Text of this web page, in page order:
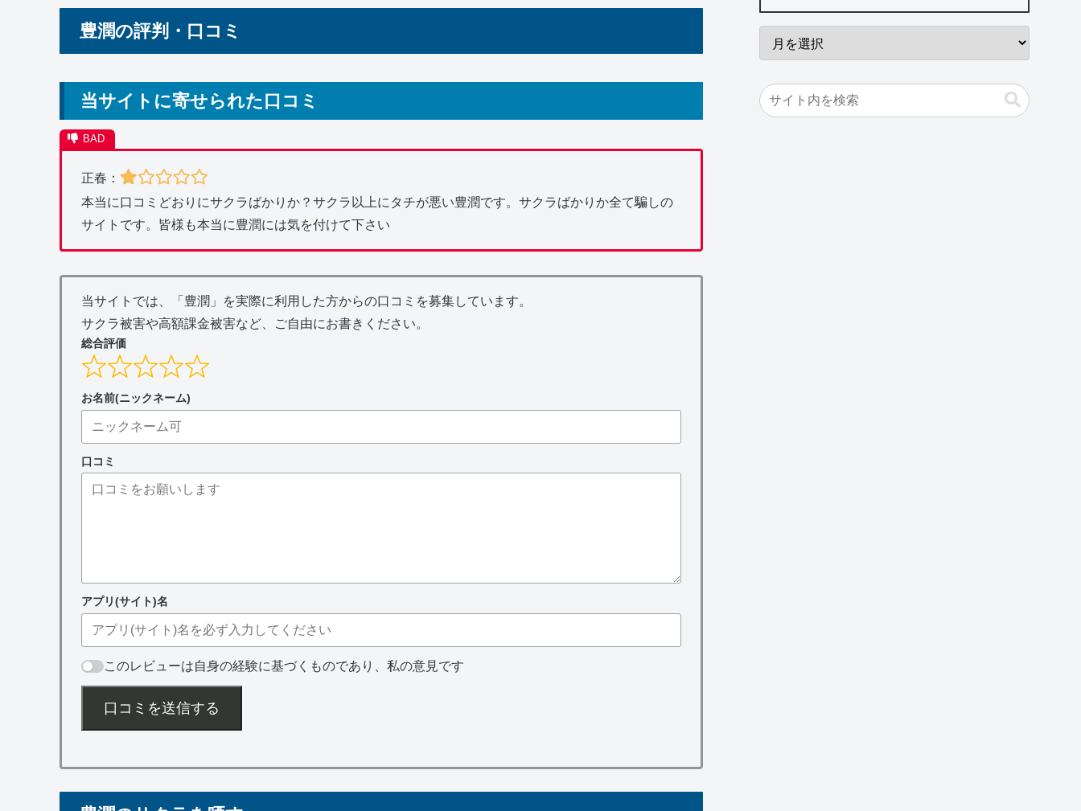
豊潤の評判・口コミ
当サイトに寄せられた口コミ
正春：
本当に口コミどおりにサクラばかりか？サクラ以上にタチが悪い豊潤です。サクラばかりか全て騙しの
サイトです。皆様も本当に豊潤には気を付けて下さい
当サイトでは、「豊潤」を実際に利用した方からの口コミを募集しています。
サクラ被害や高額課金被害など、ご自由にお書きください。
総合評価
お名前(ニックネーム)
口コミ
アプリ(サイト)名
このレビューは自身の経験に基づくものであり、私の意見です
口コミを送信する